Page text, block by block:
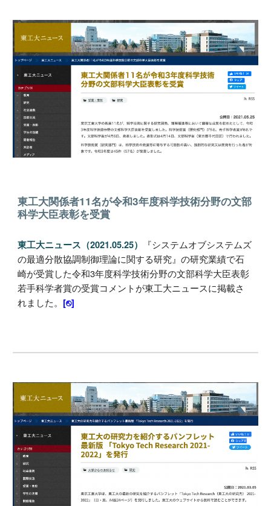
東工大関係者11名が令和3年度科学技術分野の文部
科学大臣表彰を受賞
東工大ニュース（2021.05.25）
『システムオブシステムズ
の最適分散協調制御理論に関する研究』の研究業績で石
崎が受賞した令和3年度科学技術分野の文部科学大臣表彰
若手科学者賞の受賞コメントが東工大ニュースに掲載さ
れました。 [⎋]